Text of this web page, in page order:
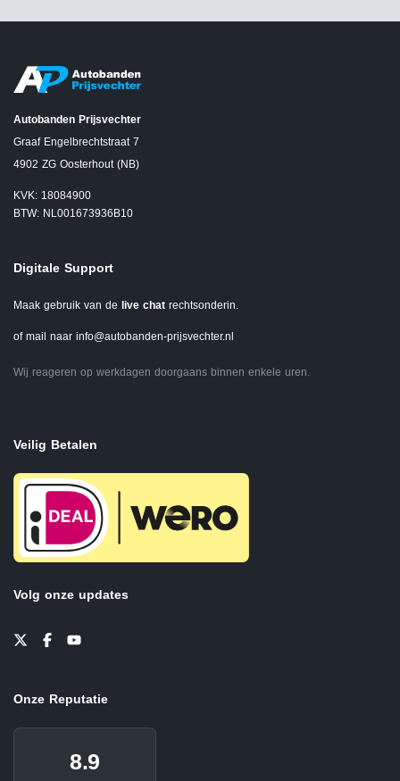
Autobanden Prijsvechter
Graaf Engelbrechtstraat 7
4902 ZG Oosterhout (NB)
KVK: 18084900
BTW: NL001673936B10
Digitale Support
Maak gebruik van de live chat rechtsonderin.
of mail naar info@autobanden-prijsvechter.nl
Wij reageren op werkdagen doorgaans binnen enkele uren.
Veilig Betalen
Volg onze updates
Onze Reputatie
8.9